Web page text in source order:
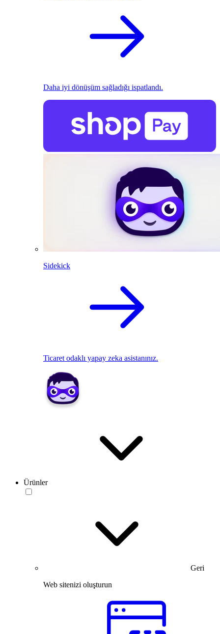
Daha iyi dönüşüm sağladığı ispatlandı.
Sidekick
Ticaret odaklı yapay zeka asistanınız.
Ürünler
Geri
Web sitenizi oluşturun